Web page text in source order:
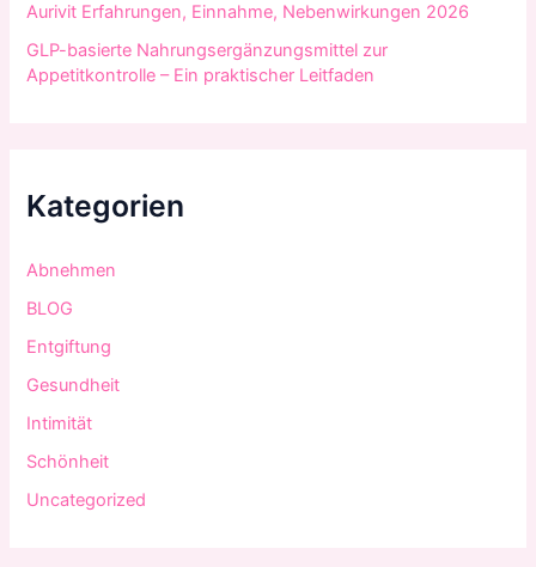
Aurivit Erfahrungen, Einnahme, Nebenwirkungen 2026
GLP-basierte Nahrungsergänzungsmittel zur
Appetitkontrolle – Ein praktischer Leitfaden
Kategorien
Abnehmen
BLOG
Entgiftung
Gesundheit
Intimität
Schönheit
Uncategorized